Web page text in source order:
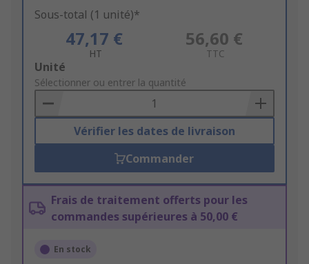
Sous-total (1 unité)*
47,17 €
HT
56,60 €
TTC
Add
to
Basket
Unité
Sélectionner ou entrer la quantité
Vérifier les dates de livraison
Commander
Frais de traitement offerts pour les
commandes supérieures à 50,00 €
En stock